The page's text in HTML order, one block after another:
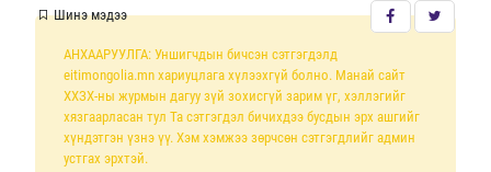
Шинэ мэдээ
АНХААРУУЛГА: Уншигчдын бичсэн сэтгэгдэлд
eitimongolia.mn хариуцлага хүлээхгүй болно. Манай сайт
ХХЗХ-ны журмын дагуу зүй зохисгүй зарим үг, хэллэгийг
хязгаарласан тул Та сэтгэгдэл бичихдээ бусдын эрх ашгийг
хүндэтгэн үзнэ үү. Хэм хэмжээ зөрчсөн сэтгэгдлийг админ
устгах эрхтэй.